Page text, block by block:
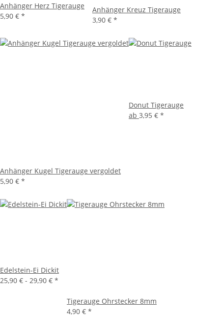
Anhänger Herz Tigerauge
5,90 € *
Anhänger Kreuz Tigerauge
3,90 € *
Anhänger Kugel Tigerauge vergoldet
5,90 € *
Donut Tigerauge
ab 3,95 € *
Edelstein-Ei Dickit
25,90 € - 29,90 € *
Tigerauge Ohrstecker 8mm
4,90 € *